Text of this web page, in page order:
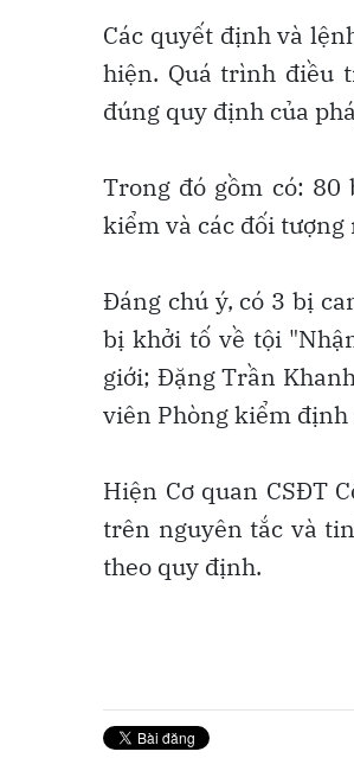
Các quyết định và
hiện. Quá trình điều
đúng quy định của
Trong đó gồm có:
kiểm và các đối tượng
Đáng chú ý, có 3 bị
bị khởi tố về tội
giới; Đặng Trần
viên Phòng kiểm định
Hiện Cơ quan CSĐT
trên nguyên tắc và
theo quy định.